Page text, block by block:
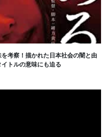
考察！描かれた日本社会の闇と由
トルの意味にも迫る